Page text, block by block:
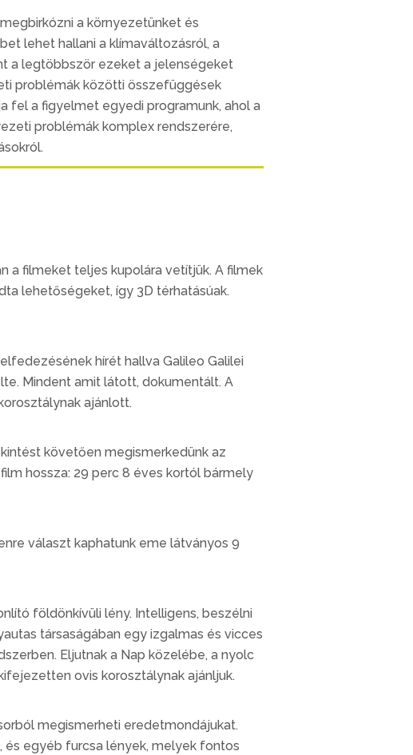
a környezetünket és
lehet hallani a klímaváltozásról, a
a legtöbbször ezeket a jelenségeket
problémák közötti összefüggések
fel a figyelmet egyedi programunk, ahol a
problémák komplex rendszerére,
a filmeket teljes kupolára vetítjük. A filmek
lehetőségeket, így 3D térhatásúak.
hírét hallva Galileo Galilei
Mindent amit látott, dokumentált. A
ajánlott.
követően megismerkedünk az
hossza: 29 perc 8 éves kortól bármely
választ kaphatunk eme látványos 9
földönkívüli lény. Intelligens, beszélni
társaságában egy izgalmas és vicces
Eljutnak a Nap közelébe, a nyolc
ovis korosztálynak ajánljuk.
megismerheti eredetmondájukat.
és egyéb furcsa lények, melyek fontos